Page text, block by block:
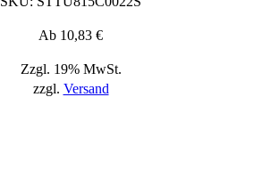
Ab 10,83 €
Zzgl. 19% MwSt.
zzgl. Versand